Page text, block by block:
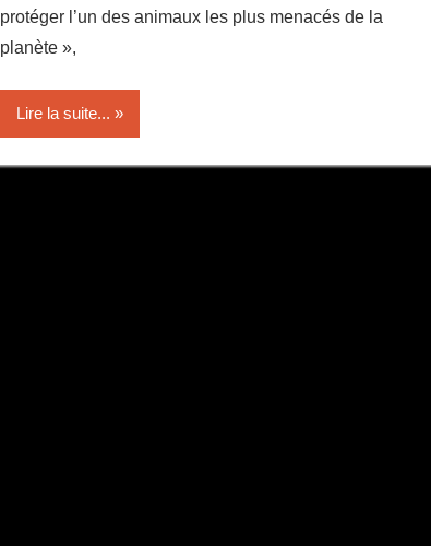
protéger l’un des animaux les plus menacés de la
planète »,
Lire la suite...